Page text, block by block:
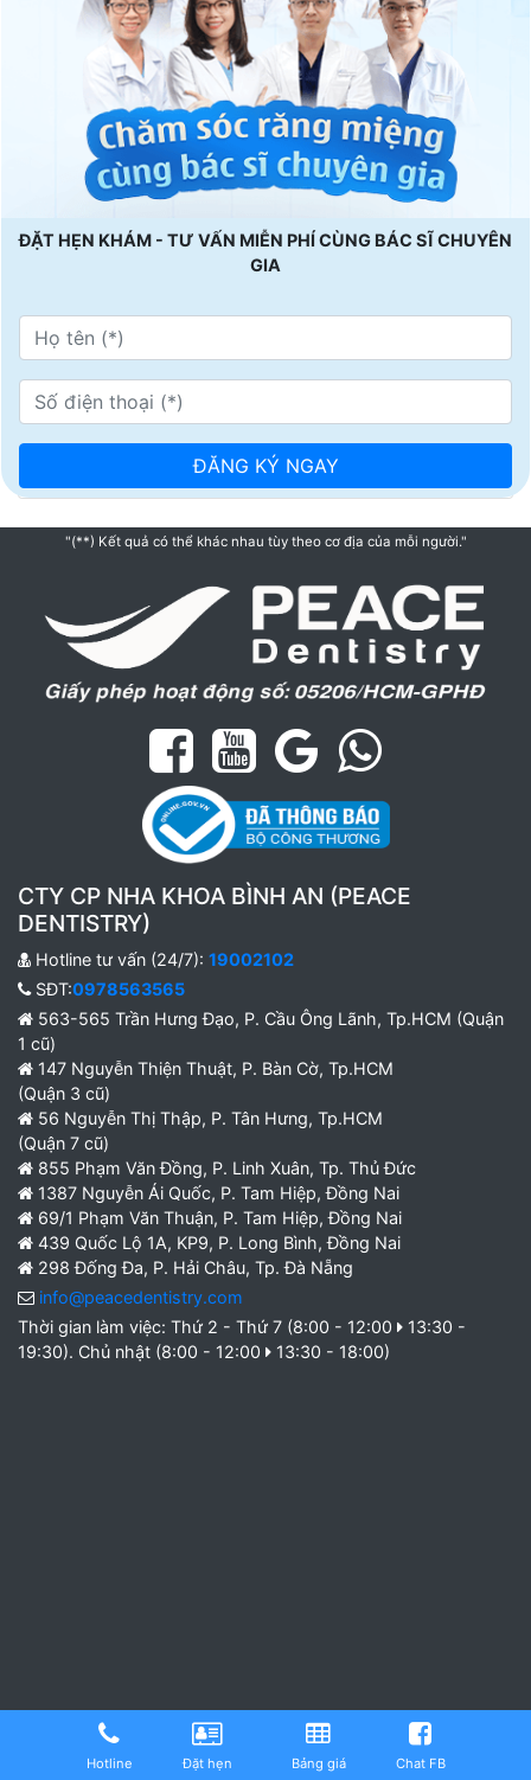
ĐẶT HẸN KHÁM - TƯ VẤN MIỄN PHÍ CÙNG BÁC SĨ CHUYÊN
GIA
"(**) Kết quả có thể khác nhau tùy theo cơ địa của mỗi người."
CTY CP NHA KHOA BÌNH AN (PEACE
DENTISTRY)
Hotline tư vấn (24/7): 19002102
SĐT:0978563565
563-565 Trần Hưng Đạo, P. Cầu Ông Lãnh, Tp.HCM (Quận
1 cũ)
147 Nguyễn Thiện Thuật, P. Bàn Cờ, Tp.HCM
(Quận 3 cũ)
56 Nguyễn Thị Thập, P. Tân Hưng, Tp.HCM
(Quận 7 cũ)
855 Phạm Văn Đồng, P. Linh Xuân, Tp. Thủ Đức
1387 Nguyễn Ái Quốc, P. Tam Hiệp, Đồng Nai
69/1 Phạm Văn Thuận, P. Tam Hiệp, Đồng Nai
439 Quốc Lộ 1A, KP9, P. Long Bình, Đồng Nai
298 Đống Đa, P. Hải Châu, Tp. Đà Nẵng
info@peacedentistry.com
Thời gian làm việc: Thứ 2 - Thứ 7 (8:00 - 12:00
13:30 -
19:30). Chủ nhật (8:00 - 12:00
13:30 - 18:00)
Sử dụng nội dung ở trang này và dịch vụ tại nhakhoapeace có nghĩa là bạn đồng ý
chính sách bảo mật của chúng tôi.
Hotline Đặt hẹn Bảng giá Chat FB